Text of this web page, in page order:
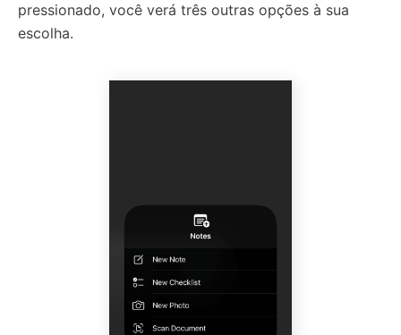
pressionado, você verá três outras opções à sua
escolha.